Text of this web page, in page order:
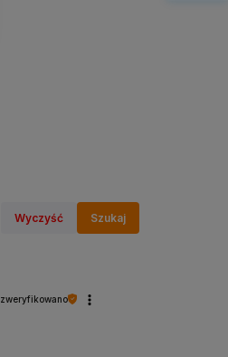
Wyczyść Szukaj
zweryfikowano